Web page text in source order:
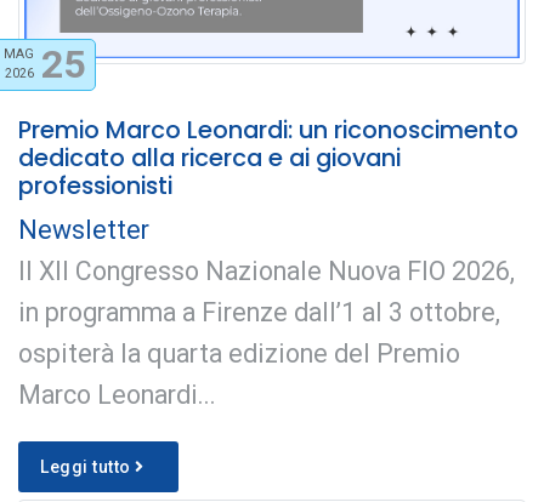
MAG
2026 25
Premio Marco Leonardi: un riconoscimento
dedicato alla ricerca e ai giovani
professionisti
Newsletter
Il XII Congresso Nazionale Nuova FIO 2026,
in programma a Firenze dall’1 al 3 ottobre,
ospiterà la quarta edizione del Premio
Marco Leonardi...
Leggi tutto